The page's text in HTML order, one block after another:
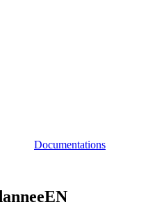
Documentations